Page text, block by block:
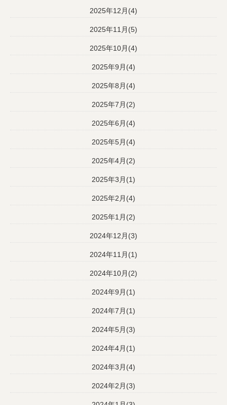
2025年12月(4)
2025年11月(5)
2025年10月(4)
2025年9月(4)
2025年8月(4)
2025年7月(2)
2025年6月(4)
2025年5月(4)
2025年4月(2)
2025年3月(1)
2025年2月(4)
2025年1月(2)
2024年12月(3)
2024年11月(1)
2024年10月(2)
2024年9月(1)
2024年7月(1)
2024年5月(3)
2024年4月(1)
2024年3月(4)
2024年2月(3)